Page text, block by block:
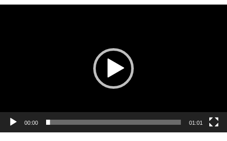
00:00 01:01